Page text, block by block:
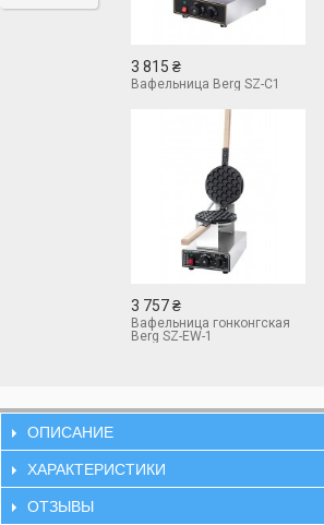
3 815 ₴
Вафельница Berg SZ-C1
3 757 ₴
Вафельница гонконгская
Berg SZ-EW-1
ОПИСАНИЕ
ХАРАКТЕРИСТИКИ
ОТЗЫВЫ